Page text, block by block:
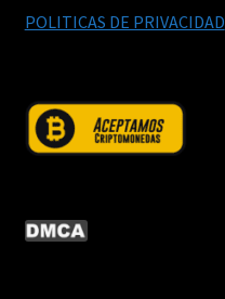
POLITICAS DE PRIVACIDAD